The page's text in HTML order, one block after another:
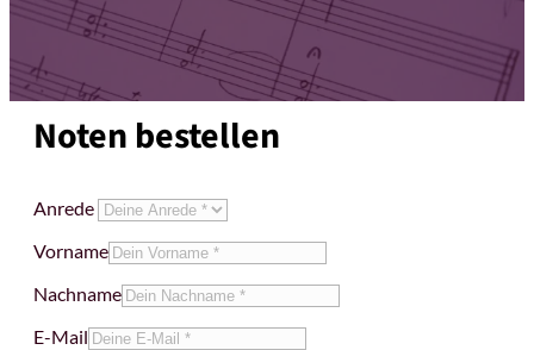
Noten bestellen
Anrede
Vorname
Nachname
E-Mail